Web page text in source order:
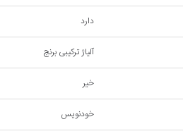
دارد
آلیاژ ترکیبی برنج
خیر
خودنویس